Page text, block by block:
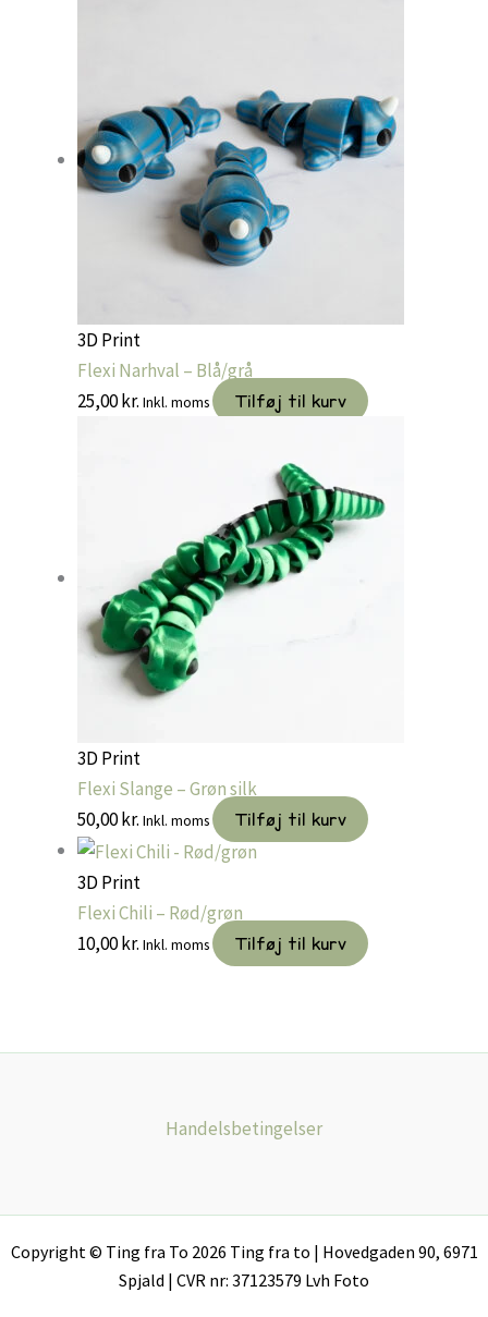
3D Print
Flexi Narhval – Blå/grå
25,00kr. Inkl. moms Tilføj til kurv
3D Print
Flexi Slange – Grøn silk
50,00kr. Inkl. moms Tilføj til kurv
3D Print
Flexi Chili – Rød/grøn
10,00kr. Inkl. moms Tilføj til kurv
Handelsbetingelser
Copyright © Ting fra To 2026 Ting fra to | Hovedgaden 90, 6971
Spjald | CVR nr: 37123579 Lvh Foto